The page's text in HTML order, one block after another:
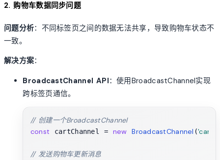
2. 购物车数据同步问题
问题分析：不同标签页之间的数据无法共享，导致购物车状态不
一致。
解决方案：
BroadcastChannel API：使用BroadcastChannel实现
跨标签页通信。
// 创建一个BroadcastChannel
const cartChannel = new BroadcastChannel (
// 发送购物车更新消息